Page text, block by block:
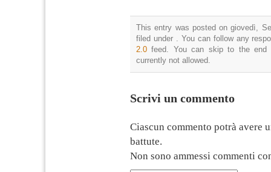
This entry was posted on giovedì,
filed under . You can follow any
2.0 feed. You can skip to the end
currently not allowed.
Scrivi un commento
Ciascun commento potrà avere
battute.
Non sono ammessi commenti